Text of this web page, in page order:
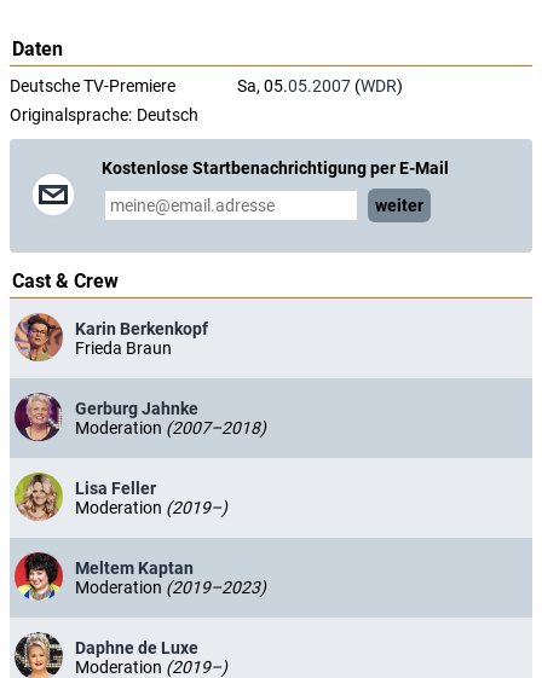
Daten
Deutsche TV-Premiere Sa, 05.05.2007 (WDR)
Originalsprache: Deutsch
Kostenlose Startbenachrichtigung per E-Mail
weiter
Cast & Crew
Karin Berkenkopf
Frieda Braun
Gerburg Jahnke
Moderation (2007–2018)
Lisa Feller
Moderation (2019–)
Meltem Kaptan
Moderation (2019–2023)
Daphne de Luxe
Moderation (2019–)